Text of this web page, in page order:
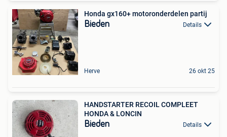
Honda gx160+ motoronderdelen partij
Bieden Details
Herve 26 okt 25
HANDSTARTER RECOIL COMPLEET
HONDA & LONCIN
Bieden Details